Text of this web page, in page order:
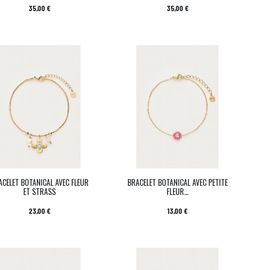
Prix
35,00 € Prix
35,00 €
BOTANICAL AVEC FLEUR
ET STRASS
Prix
23,00 €
BRACELET BOTANICAL AVEC PETITE
FLEUR...
Prix
13,00 €